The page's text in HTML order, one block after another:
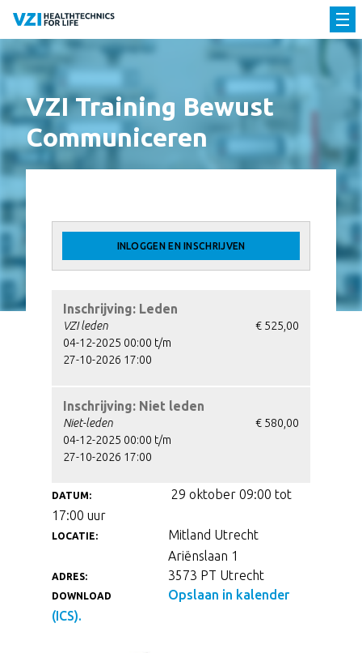
VZI Training Bewust
Communiceren
DATUM:
29 oktober 09:00 tot
17:00 uur
LOCATIE: Mitland Utrecht
ADRES:
Ariënslaan 1
3573 PT Utrecht
DOWNLOAD
Opslaan in kalender
(ICS).
INLOGGEN EN INSCHRIJVEN
Inschrijving: Leden
€ 525,00
VZI leden
04-12-2025 00:00 t/m
27-10-2026 17:00
Inschrijving: Niet leden
€ 580,00
Niet-leden
04-12-2025 00:00 t/m
27-10-2026 17:00